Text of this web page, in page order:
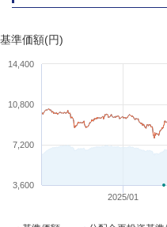
基準価額(円)
2025/01
3,600
7,200
10,800
14,400